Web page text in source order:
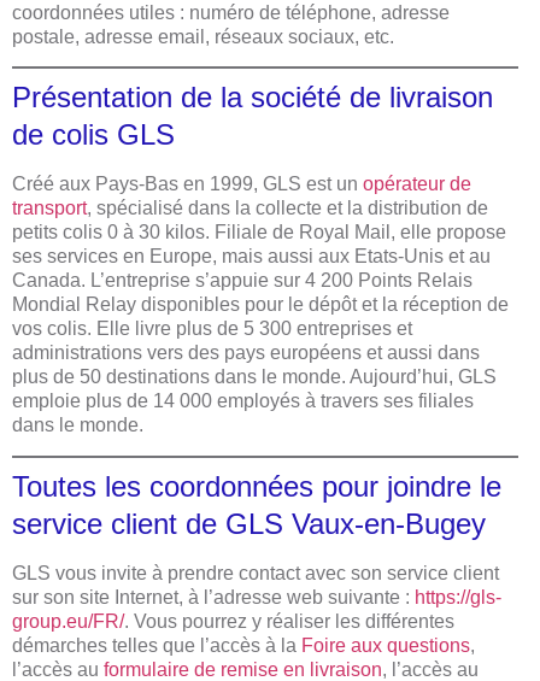
coordonnées utiles : numéro de téléphone, adresse
postale, adresse email, réseaux sociaux, etc.
Présentation de la société de livraison
de colis GLS
Créé aux Pays-Bas en 1999, GLS est un opérateur de
transport, spécialisé dans la collecte et la distribution de
petits colis 0 à 30 kilos. Filiale de Royal Mail, elle propose
ses services en Europe, mais aussi aux Etats-Unis et au
Canada. L’entreprise s’appuie sur 4 200 Points Relais
Mondial Relay disponibles pour le dépôt et la réception de
vos colis. Elle livre plus de 5 300 entreprises et
administrations vers des pays européens et aussi dans
plus de 50 destinations dans le monde. Aujourd’hui, GLS
emploie plus de 14 000 employés à travers ses filiales
dans le monde.
Toutes les coordonnées pour joindre le
service client de GLS Vaux-en-Bugey
GLS vous invite à prendre contact avec son service client
sur son site Internet, à l’adresse web suivante : https://gls-
group.eu/FR/. Vous pourrez y réaliser les différentes
démarches telles que l’accès à la Foire aux questions,
l’accès au formulaire de remise en livraison, l’accès au